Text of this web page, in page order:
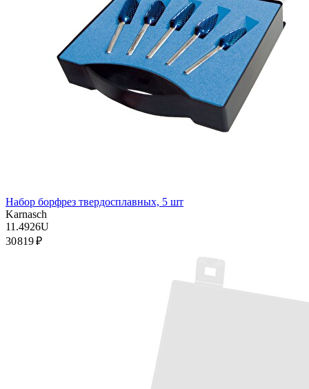
Набор борфрез твердосплавных, 5 шт
Karnasch
11.4926U
30 819 ₽